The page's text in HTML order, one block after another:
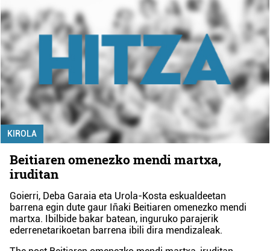
KIROLA
Beitiaren omenezko mendi martxa,
iruditan
Goierri, Deba Garaia eta Urola-Kosta eskualdeetan
barrena egin dute gaur Iñaki Beitiaren omenezko mendi
martxa. Ibilbide bakar batean, inguruko parajerik
ederrenetarikoetan barrena ibili dira mendizaleak.